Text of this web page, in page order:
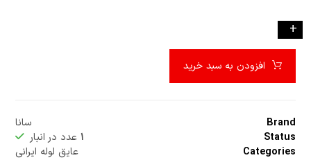
+
افزودن به سبد خرید
Brand
سانا
Status
۱ عدد در انبار
Categories
عایق لوله ایرانی